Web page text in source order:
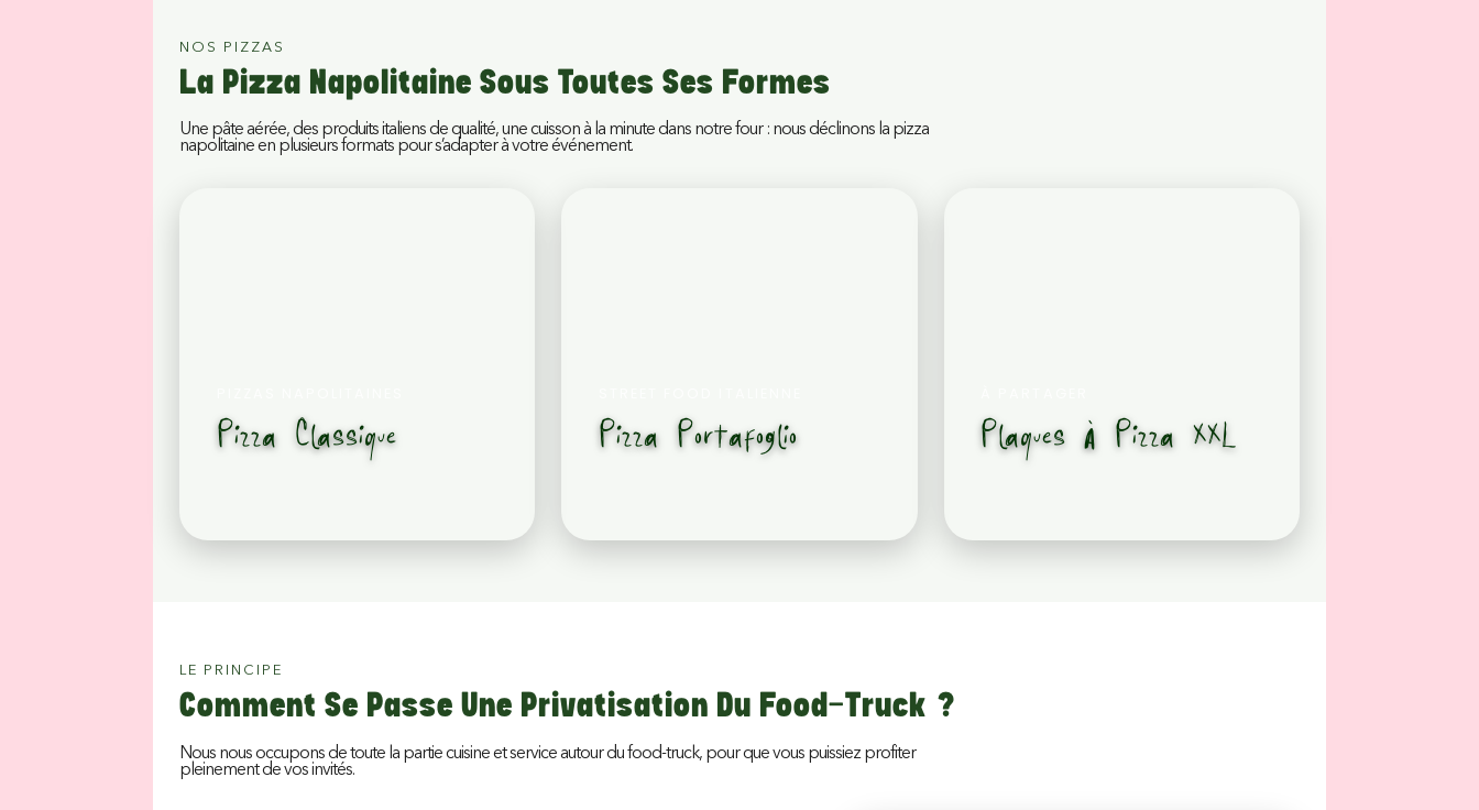
NOS PIZZAS
La Pizza Napolitaine Sous Toutes Ses Formes
Une pâte aérée, des produits italiens de qualité, une cuisson à la minute dans notre four : nous déclinons la pizza
napolitaine en plusieurs formats pour s’adapter à votre événement.
Pizza Classique Pizza Portafoglio Plaques À Pizza XXL
LE PRINCIPE
Comment Se Passe Une Privatisation Du Food-Truck ?
Nous nous occupons de toute la partie cuisine et service autour du food-truck, pour que vous puissiez profiter
pleinement de vos invités.